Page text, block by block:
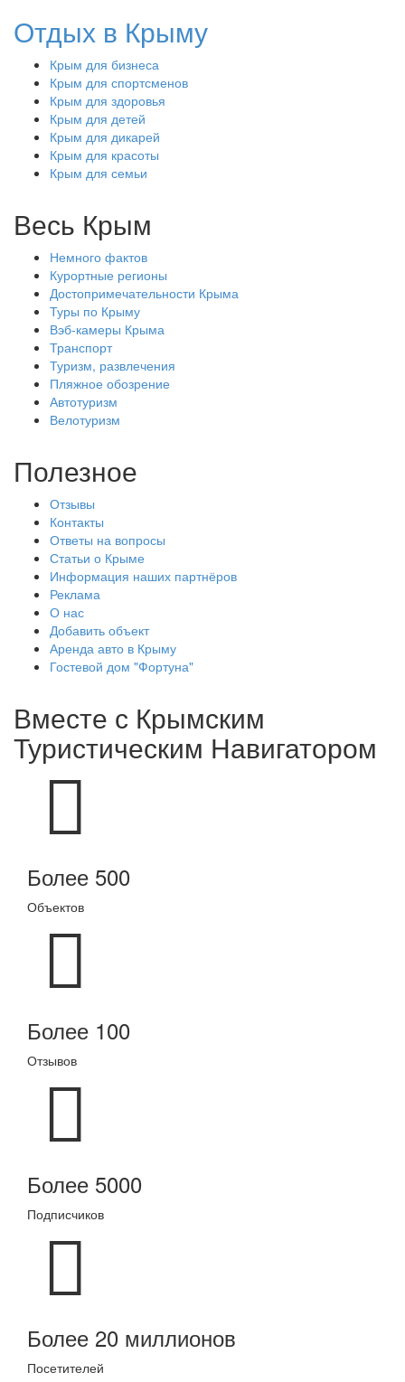
Отдых в Крыму
Крым для бизнеса
Крым для спортсменов
Крым для здоровья
Крым для детей
Крым для дикарей
Крым для красоты
Крым для семьи
Весь Крым
Немного фактов
Курортные регионы
Достопримечательности Крыма
Туры по Крыму
Вэб-камеры Крыма
Транспорт
Туризм, развлечения
Пляжное обозрение
Автотуризм
Велотуризм
Полезное
Отзывы
Контакты
Ответы на вопросы
Статьи о Крыме
Информация наших партнёров
Реклама
О нас
Добавить объект
Аренда авто в Крыму
Гостевой дом "Фортуна"
Вместе с Крымским
Туристическим Навигатором
Более 500
Объектов
Более 100
Отзывов
Более 5000
Подписчиков
Более 20 миллионов
Посетителей